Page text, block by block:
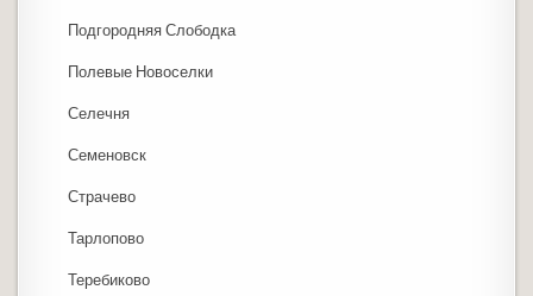
Подгородняя Слободка
Полевые Новоселки
Селечня
Семеновск
Страчево
Тарлопово
Теребиково